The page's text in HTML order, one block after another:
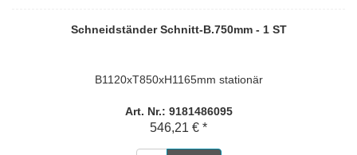
Schneidständer Schnitt-B.750mm - 1 ST
B1120xT850xH1165mm stationär
Art. Nr.: 9181486095
546,21 € *